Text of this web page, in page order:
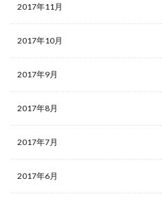
2017年11月
2017年10月
2017年9月
2017年8月
2017年7月
2017年6月